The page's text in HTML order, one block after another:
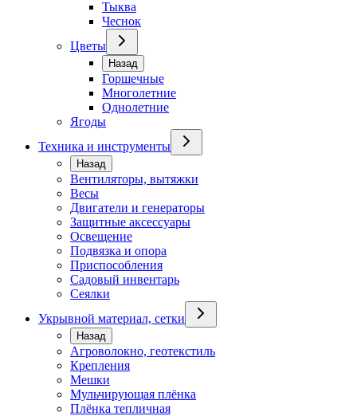
Тыква
Чеснок
Цветы
Назад
Горшечные
Многолетние
Однолетние
Ягоды
Техника и инструменты
Назад
Вентиляторы, вытяжки
Весы
Двигатели и генераторы
Защитные аксессуары
Освещение
Подвязка и опора
Приспособления
Садовый инвентарь
Сеялки
Укрывной материал, сетки
Назад
Агроволокно, геотекстиль
Крепления
Мешки
Мульчирующая плёнка
Плёнка тепличная